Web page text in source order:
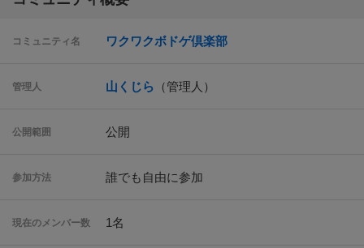
コミュニティ名 ワクワクボドゲ倶楽部
管理人 山くじら （管理人）
公開範囲 公開
参加方法 誰でも自由に参加
現在のメンバー数 1名